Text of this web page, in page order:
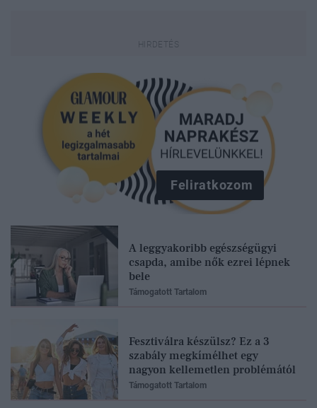
Feliratkozom
A leggyakoribb egészségügyi
csapda, amibe nők ezrei lépnek
bele
Támogatott Tartalom
Fesztiválra készülsz? Ez a 3
szabály megkímélhet egy
nagyon kellemetlen problémától
Támogatott Tartalom